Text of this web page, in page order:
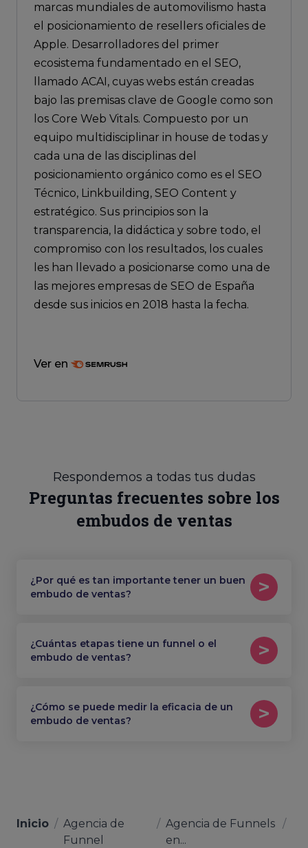
marcas mundiales de automovilismo hasta
el posicionamiento de resellers oficiales de
Apple. Desarrolladores del primer
ecosistema fundamentado en el SEO,
llamado ACAI, cuyas webs están creadas
bajo las premisas clave de Google como son
los Core Web Vitals. Compuesto por un
equipo multidisciplinar in house de todas y
cada una de las disciplinas del
posicionamiento orgánico como es el SEO
Técnico, Linkbuilding, SEO Content y
estratégico. Sus principios son la
transparencia, la didáctica y sobre todo, el
compromiso con los resultados, los cuales
les han llevado a posicionarse como una de
las mejores empresas de SEO de España
desde sus inicios en 2018 hasta la fecha.
Ver en
Respondemos a todas tus dudas
Preguntas frecuentes sobre los
embudos de ventas
¿Por qué es tan importante tener un buen
embudo de ventas?
¿Cuántas etapas tiene un funnel o el
embudo de ventas?
¿Cómo se puede medir la eficacia de un
embudo de ventas?
Inicio / Agencia de
Funnel
/ Agencia de Funnels
en...
/